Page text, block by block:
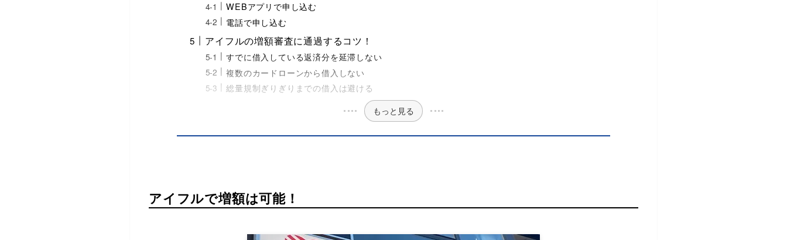
WEBアプリで申し込む
電話で申し込む
アイフルの増額審査に通過するコツ！
すでに借入している返済分を延滞しない
複数のカードローンから借入しない
総量規制ぎりぎりまでの借入は避ける
もっと見る
アイフルで増額は可能！